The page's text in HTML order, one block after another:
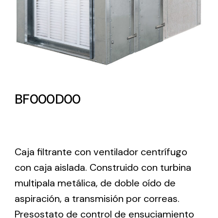
Lighting and Electrical
Equipment
Complete solutions in lighting and electrical
material for each project and need
Ventilación
Amplia gama de ventiladores y equipos de
ventilación industriales
BF000D00
Caja filtrante con ventilador centrífugo
con caja aislada. Construido con turbina
multipala metálica, de doble oído de
aspiración, a transmisión por correas.
Presostato de control de ensuciamiento